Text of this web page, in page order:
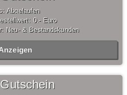
Abgelaufen
0,- Euro
Neu- & Bestandskunden